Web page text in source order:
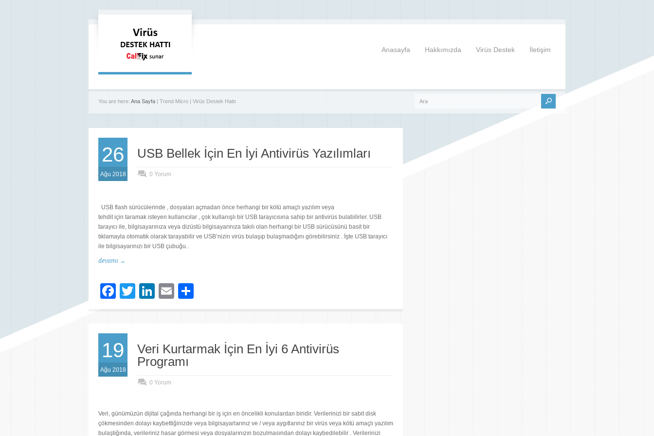
Anasayfa Hakkımızda Virüs Destek İletişim
You are here: Ana Sayfa | Trend Micro | Virüs Destek Hattı
26
Ağu 2018
USB Bellek İçin En İyi Antivirüs Yazılımları
0 Yorum
USB flash sürücülerinde , dosyaları açmadan önce herhangi bir kötü amaçlı yazılım veya
tehdit için taramak isteyen kullanıcılar , çok kullanışlı bir USB tarayıcısına sahip bir antivirüs bulabilirler. USB
tarayıcı ile, bilgisayarınıza veya dizüstü bilgisayarınıza takılı olan herhangi bir USB sürücüsünü basit bir
tıklamayla otomatik olarak tarayabilir ve USB’nizin virüs bulaşıp bulaşmadığını görebilirsiniz . İşte USB tarayıcı
ile bilgisayarınızı bir USB çubuğu..
devamı →
Facebook
TwitterLinkedIn
Email
19
Ağu 2018
Veri Kurtarmak İçin En İyi 6 Antivirüs
Programı
0 Yorum
Veri, günümüzün dijital çağında herhangi bir iş için en öncelikli konulardan biridir. Verilerinizi bir sabit disk
çökmesinden dolayı kaybettiğinizde veya bilgisayarlarınız ve / veya aygıtlarınız bir virüs veya kötü amaçlı yazılım
bulaştığında, verileriniz hasar görmesi veya dosyalarınızın bozulmasından dolayı kaybedilebilir . Verilerinizi